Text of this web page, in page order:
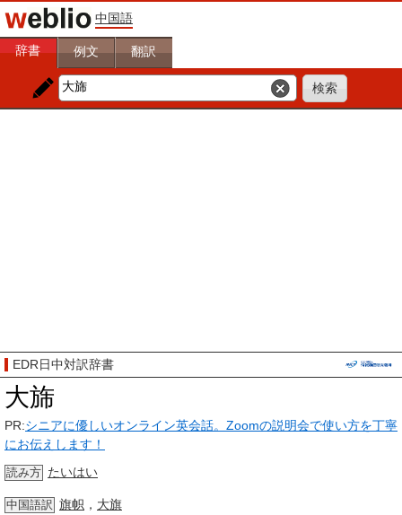
中国語
辞書 例文 翻訳
EDR日中対訳辞書
大旆
PR:シニアに優しいオンライン英会話。Zoomの説明会で使い方を丁寧
にお伝えします！
読み方 たいはい
中国語訳 旗帜 ， 大旗